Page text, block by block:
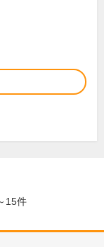
15件